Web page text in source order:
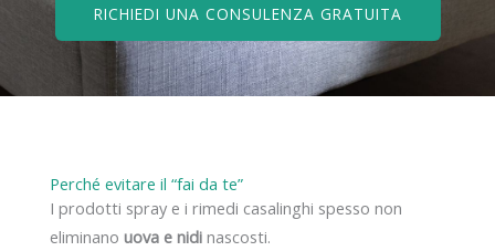
RICHIEDI UNA CONSULENZA GRATUITA
Perché evitare il “fai da te”
I prodotti spray e i rimedi casalinghi spesso non
eliminano uova e nidi nascosti.